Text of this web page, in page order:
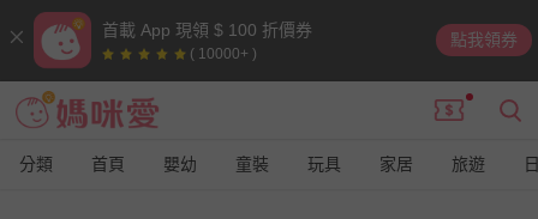
首載 App 現領 $ 100 折價券
( 10000+ )
點我領券
分類 首頁 嬰幼 童裝 玩具 家居 旅遊